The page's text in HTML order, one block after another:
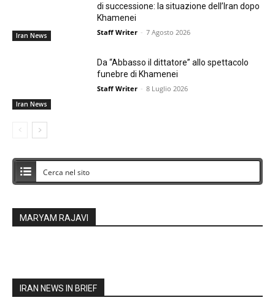
Iran News
di successione: la situazione dell’Iran dopo
Khamenei
Staff Writer - 7 Agosto 2026
Iran News
Da “Abbasso il dittatore” allo spettacolo
funebre di Khamenei
Staff Writer - 8 Luglio 2026
MARYAM RAJAVI
IRAN NEWS IN BRIEF